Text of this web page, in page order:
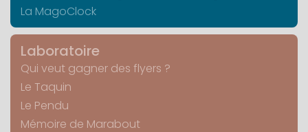
La MagoClock
Laboratoire
Qui veut gagner des flyers ?
Le Taquin
Le Pendu
Mémoire de Marabout